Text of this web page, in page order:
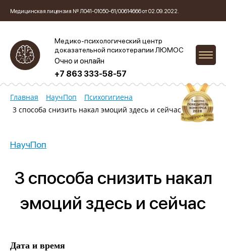
Медицинская лицензия № Л041-01050-61/00614666 от 02.09.2022.
Медико-психологический центр
доказательной психотерапии ЛЮМОС
Очно и онлайн
+7 863 333-58-57
Главная НаучПоп
Психогигиена
3 способа снизить накал эмоций здесь и сейчас
НаучПоп
3 способа снизить накал
эмоций здесь и сейчас
Дата и время